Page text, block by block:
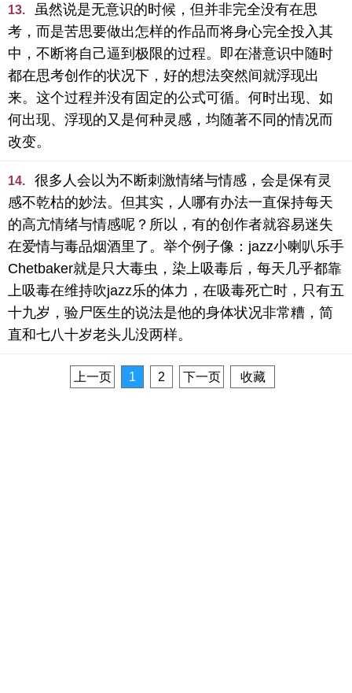
13.
虽然说是无意识的时候，但并非完全没有在思
考，而是苦思要做出怎样的作品而将身心完全投入其
中，不断将自己逼到极限的过程。即在潜意识中随时
都在思考创作的状况下，好的想法突然间就浮现出
来。这个过程并没有固定的公式可循。何时出现、如
何出现、浮现的又是何种灵感，均随著不同的情况而
改变。
14.
很多人会以为不断刺激情绪与情感，会是保有灵
感不乾枯的妙法。但其实，人哪有办法一直保持每天
的高亢情绪与情感呢？所以，有的创作者就容易迷失
在爱情与毒品烟酒里了。举个例子像：jazz小喇叭乐手
Chetbaker就是只大毒虫，染上吸毒后，每天几乎都靠
上吸毒在维持吹jazz乐的体力，在吸毒死亡时，只有五
十九岁，验尸医生的说法是他的身体状况非常糟，简
直和七八十岁老头儿没两样。
上一页 1 2 下一页 收藏